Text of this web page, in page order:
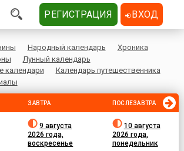
Народный календарь
Хроника
Лунный календарь
календари
Календарь путешественника
ЗАВТРА
9 августа
2026 года,
воскресенье
ПОСЛЕЗАВТРА
10 августа
2026 года,
понедельник
РЕГИСТРАЦИЯ ВХОД